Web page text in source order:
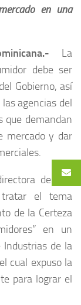
en una
La
debe ser
Gobierno, así
agencias del
que demandan
mercado y dar
de Pro
tratar el tema
de la Certeza
en un
Industrias de la
cual expuso la
para lograr el